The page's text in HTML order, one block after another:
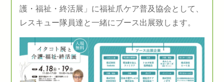
護・福祉・終活展」に福祉爪ケア普及協会として、
レスキュー隊員達と一緒にブース出展致します。